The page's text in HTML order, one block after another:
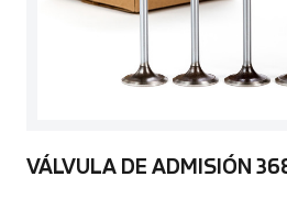
VÁLVULA DE ADMISIÓN